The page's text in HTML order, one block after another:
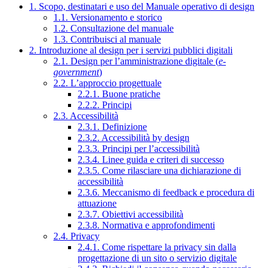
1. Scopo, destinatari e uso del Manuale operativo di design
1.1. Versionamento e storico
1.2. Consultazione del manuale
1.3. Contribuisci al manuale
2. Introduzione al design per i servizi pubblici digitali
2.1. Design per l’amministrazione digitale (e-
government)
2.2. L’approccio progettuale
2.2.1. Buone pratiche
2.2.2. Principi
2.3. Accessibilità
2.3.1. Definizione
2.3.2. Accessibilità by design
2.3.3. Principi per l’accessibilità
2.3.4. Linee guida e criteri di successo
2.3.5. Come rilasciare una dichiarazione di
accessibilità
2.3.6. Meccanismo di feedback e procedura di
attuazione
2.3.7. Obiettivi accessibilità
2.3.8. Normativa e approfondimenti
2.4. Privacy
2.4.1. Come rispettare la privacy sin dalla
progettazione di un sito o servizio digitale